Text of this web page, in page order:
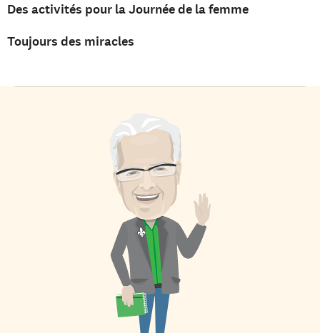
Des activités pour la Journée de la femme
Toujours des miracles